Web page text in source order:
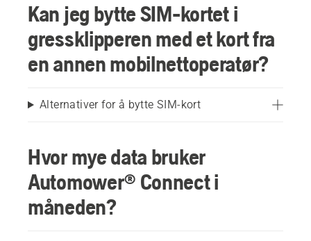
Kan jeg bytte SIM-kortet i
gressklipperen med et kort fra
en annen mobilnettoperatør?
Alternativer for å bytte SIM-kort
Hvor mye data bruker
Automower® Connect i
måneden?